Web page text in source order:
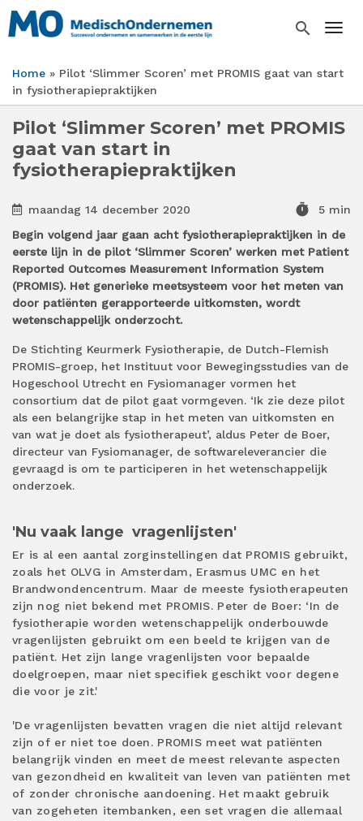
Overslaan
en
inhoud
gaan
search
Kruimelpad
Home
Pilot ‘Slimmer Scoren’ met PROMIS gaat van start
in fysiotherapiepraktijken
Pilot ‘Slimmer Scoren’ met PROMIS
gaat van start in
fysiotherapiepraktijken
maandag 14 december 2020 timer
5 min
Begin volgend jaar gaan acht fysiotherapiepraktijken in de
eerste lijn in de pilot ‘Slimmer Scoren’ werken met Patient
Reported Outcomes Measurement Information System
(PROMIS). Het generieke meetsysteem voor het meten van
door patiënten gerapporteerde uitkomsten, wordt
wetenschappelijk onderzocht.
De Stichting Keurmerk Fysiotherapie, de Dutch-Flemish
PROMIS-groep, het Instituut voor Bewegingsstudies van de
Hogeschool Utrecht en Fysiomanager vormen het
consortium dat de pilot gaat vormgeven. ‘Ik zie deze pilot
als een belangrijke stap in het meten van uitkomsten en
van wat je doet als fysiotherapeut’, aldus Peter de Boer,
directeur van Fysiomanager, de softwareleverancier die
gevraagd is om te participeren in het wetenschappelijk
onderzoek.
'Nu vaak lange vragenlijsten'
Er is al een aantal zorginstellingen dat PROMIS gebruikt,
zoals het OLVG in Amsterdam, Erasmus UMC en het
Brandwondencentrum. Maar de meeste fysiotherapeuten
zijn nog niet bekend met PROMIS. Peter de Boer: ‘In de
fysiotherapie worden wetenschappelijk onderbouwde
vragenlijsten gebruikt om een beeld te krijgen van de
patiënt. Het zijn lange vragenlijsten voor bepaalde
doelgroepen, maar niet specifiek geschikt voor degene
die voor je zit.'
'De vragenlijsten bevatten vragen die niet altijd relevant
zijn of er niet toe doen. PROMIS meet wat patiënten
belangrijk vinden en meet de meest relevante aspecten
van gezondheid en kwaliteit van leven van patiënten met
of zonder chronische aandoening. Het maakt gebruik
van zogeheten itembanken, een set vragen die allemaal